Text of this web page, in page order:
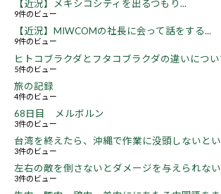
【近況】メキシコシティを出るつもり...
9件のビュー
【近況】MIWCOMの社長に会って話をする...
9件のビュー
ヒトコブラクダとフタコブラクダの違いについ
5件のビュー
旅の記録
4件のビュー
68日目 メルボルン
3件のビュー
台湾を終えたら、沖縄で作業に没頭しないと
3件のビュー
左右の敵を倒さないとダメージを与えられな
3件のビュー